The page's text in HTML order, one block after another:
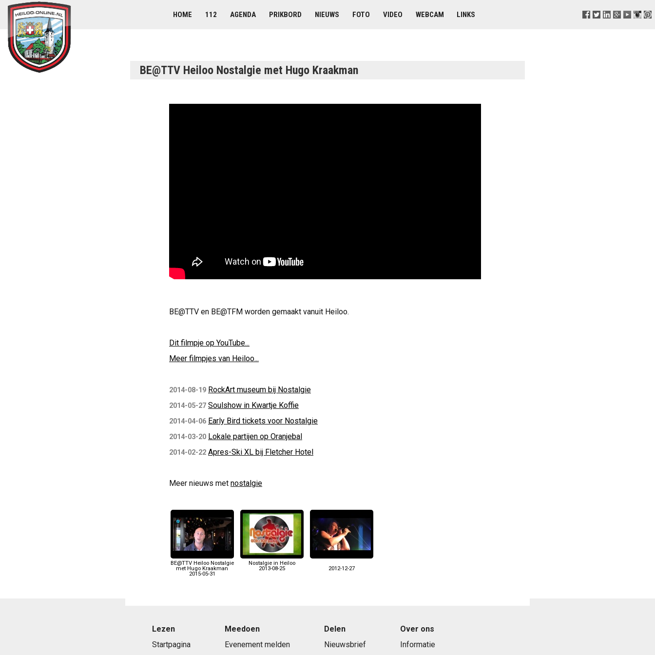
HOME 112 AGENDA PRIKBORD NIEUWS FOTO VIDEO WEBCAM LINKS
BE@TTV Heiloo Nostalgie met Hugo Kraakman
BE@TTV en BE@TFM worden gemaakt vanuit Heiloo.
Dit filmpje op YouTube...
Meer filmpjes van Heiloo...
2014-08-19 RockArt museum bij Nostalgie
2014-05-27 Soulshow in Kwartje Koffie
2014-04-06 Early Bird tickets voor Nostalgie
2014-03-20 Lokale partijen op Oranjebal
2014-02-22 Apres-Ski XL bij Fletcher Hotel
Meer nieuws met nostalgie
BE@TTV Heiloo Nostalgie
met Hugo Kraakman
2015-05-31
Nostalgie in Heiloo
2013-08-25
2012-12-27
Lezen
Startpagina
Meedoen
Evenement melden
Delen
Nieuwsbrief
Over ons
Informatie